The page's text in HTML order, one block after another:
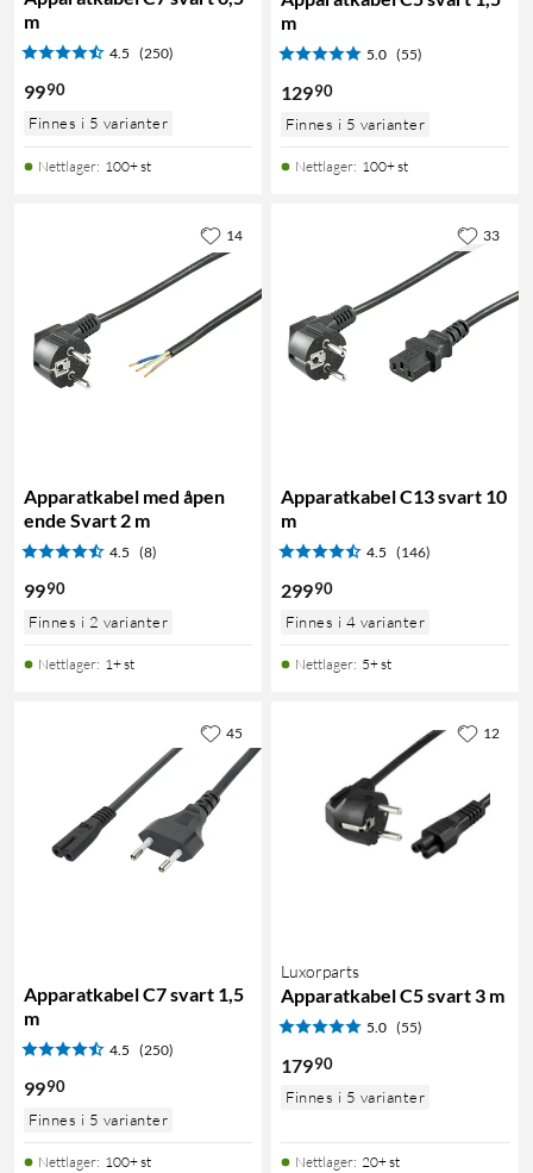
m
4.5 (250)
9990
Finnes i 5 varianter
Nettlager: 100+ st
m
5.0 (55)
12990
Finnes i 5 varianter
Nettlager: 100+ st
Apparatkabel med åpen
ende Svart 2 m
4.5 (8)
9990
Finnes i 2 varianter
Nettlager: 1+ st
14
Apparatkabel C13 svart 10
m
4.5 (146)
29990
Finnes i 4 varianter
Nettlager: 5+ st
33
Apparatkabel C7 svart 1,5
m
4.5 (250)
9990
Finnes i 5 varianter
Nettlager: 100+ st
45
Luxorparts
Apparatkabel C5 svart 3 m
5.0 (55)
17990
Finnes i 5 varianter
Nettlager: 20+ st
12